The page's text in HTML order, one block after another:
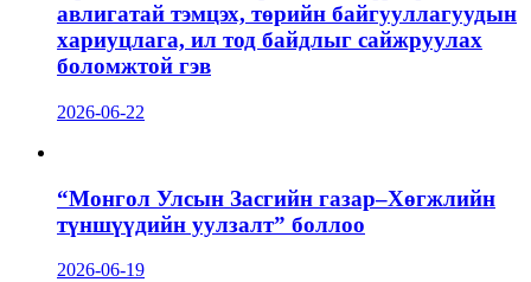
авлигатай тэмцэх, төрийн байгууллагуудын
хариуцлага, ил тод байдлыг сайжруулах
боломжтой гэв
2026-06-22
“Монгол Улсын Засгийн газар–Хөгжлийн
түншүүдийн уулзалт” боллоо
2026-06-19